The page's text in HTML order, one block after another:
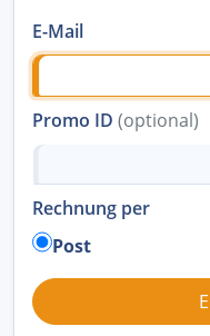
E-Mail
Promo ID (optional)
Rechnung per
Post